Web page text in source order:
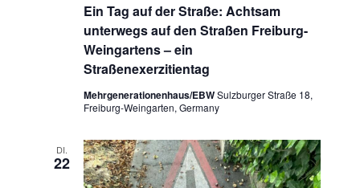
Ein Tag auf der Straße: Achtsam
unterwegs auf den Straßen Freiburg-
Weingartens – ein
Straßenexerzitientag
Mehrgenerationenhaus/EBWSulzburger Straße 18,
Freiburg-Weingarten, Germany
DI.
22